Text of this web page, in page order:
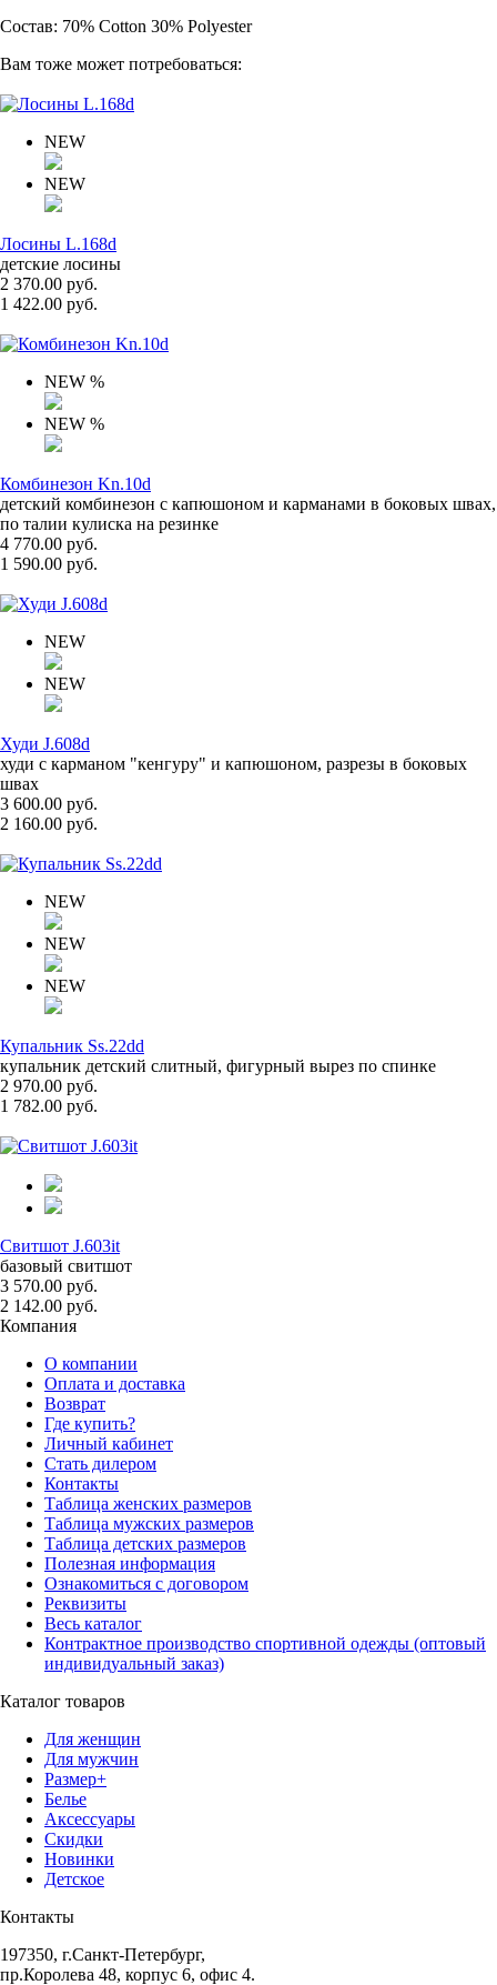
Состав: 70% Cotton 30% Polyester
Вам тоже может потребоваться:
NEW
NEW
Лосины L.168d
детские лосины
2 370.00 руб.
1 422.00 руб.
NEW %
NEW %
Комбинезон Kn.10d
детский комбинезон с капюшоном и карманами в боковых швах,
по талии кулиска на резинке
4 770.00 руб.
1 590.00 руб.
NEW
NEW
Худи J.608d
худи с карманом "кенгуру" и капюшоном, разрезы в боковых
швах
3 600.00 руб.
2 160.00 руб.
NEW
NEW
NEW
Купальник Ss.22dd
купальник детский слитный, фигурный вырез по спинке
2 970.00 руб.
1 782.00 руб.
Свитшот J.603it
базовый свитшот
3 570.00 руб.
2 142.00 руб.
Компания
О компании
Оплата и доставка
Возврат
Где купить?
Личный кабинет
Стать дилером
Контакты
Таблица женских размеров
Таблица мужских размеров
Таблица детских размеров
Полезная информация
Ознакомиться с договором
Реквизиты
Весь каталог
Контрактное производство спортивной одежды (оптовый
индивидуальный заказ)
Каталог товаров
Для женщин
Для мужчин
Размер+
Белье
Аксессуары
Скидки
Новинки
Детское
Контакты
197350, г.Санкт-Петербург,
пр.Королева 48, корпус 6, офис 4.